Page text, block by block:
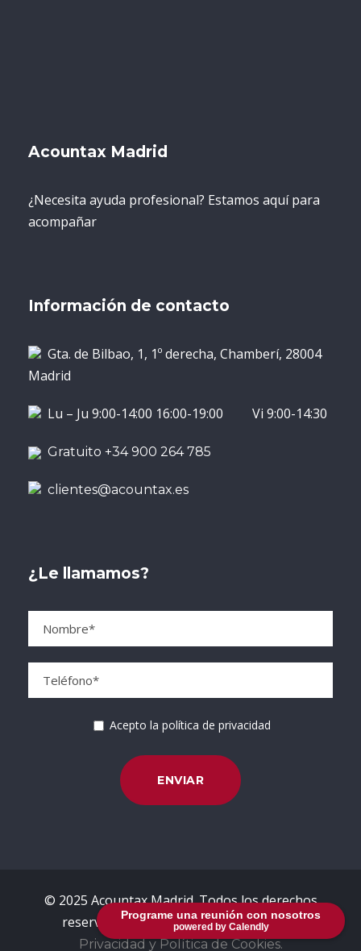
Programe una reunión con nosotros
powered by Calendly
Acountax Madrid
¿Necesita ayuda profesional? Estamos aquí para
acompañar
Información de contacto
Gta. de Bilbao, 1, 1º derecha, Chamberí, 28004
Madrid
Lu – Ju 9:00-14:00 16:00-19:00 Vi 9:00-14:30
Gratuito +34 900 264 785
clientes@acountax.es
¿Le llamamos?
Acepto la política de privacidad
© 2025 Acountax Madrid. Todos los derechos
reservados.Avisos Legales, Política de
Privacidad y Política de Cookies.